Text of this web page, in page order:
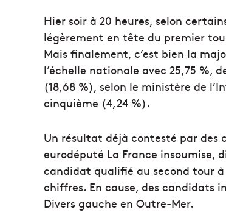
Hier soir à 20 heures, selon
légèrement en tête du premier
Mais finalement, c’est bien la
l’échelle nationale avec 25,75 %,
(18,68 %), selon le ministère de
cinquième (4,24 %).
Un résultat déjà contesté par des
eurodéputé La France insoumise,
candidat qualifié au second tour
chiffres. En cause, des candidats
Divers gauche en Outre-Mer.